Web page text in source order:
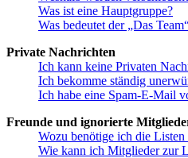
Was ist eine Hauptgruppe?
Was bedeutet der „Das
Private Nachrichten
Ich kann keine Privaten
Ich bekomme ständig
Ich habe eine Spam-E-Mail
Freunde und ignorierte
Wozu benötige ich die
Wie kann ich Mitglieder zur